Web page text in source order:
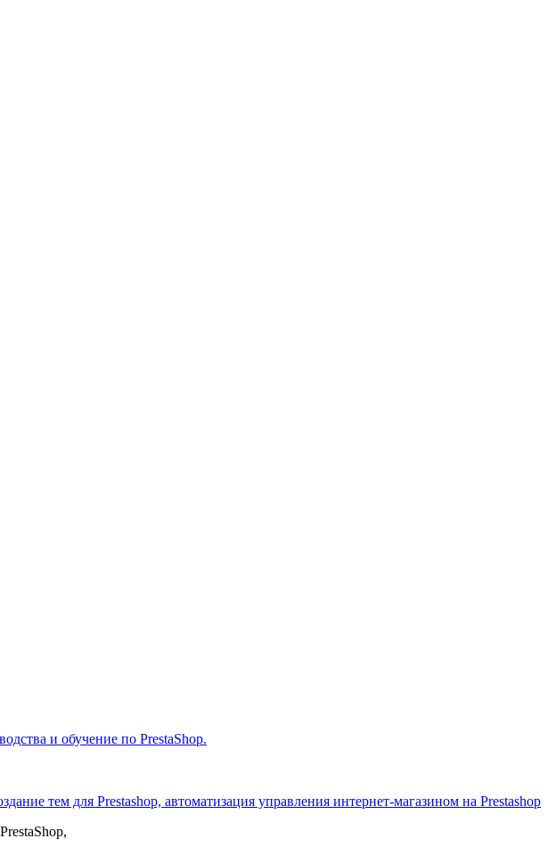
и обучение по PrestaShop.
тем для Prestashop, автоматизация управления интернет-магазином на Prestashop